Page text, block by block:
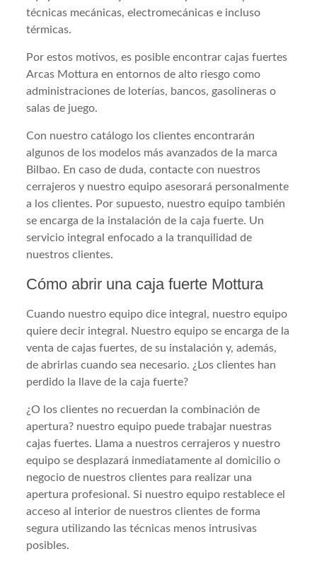
técnicas mecánicas, electromecánicas e incluso
térmicas.
Por estos motivos, es posible encontrar cajas fuertes
Arcas Mottura en entornos de alto riesgo como
administraciones de loterías, bancos, gasolineras o
salas de juego.
Con nuestro catálogo los clientes encontrarán
algunos de los modelos más avanzados de la marca
Bilbao. En caso de duda, contacte con nuestros
cerrajeros y nuestro equipo asesorará personalmente
a los clientes. Por supuesto, nuestro equipo también
se encarga de la instalación de la caja fuerte. Un
servicio integral enfocado a la tranquilidad de
nuestros clientes.
Cómo abrir una caja fuerte Mottura
Cuando nuestro equipo dice integral, nuestro equipo
quiere decir integral. Nuestro equipo se encarga de la
venta de cajas fuertes, de su instalación y, además,
de abrirlas cuando sea necesario. ¿Los clientes han
perdido la llave de la caja fuerte?
¿O los clientes no recuerdan la combinación de
apertura? nuestro equipo puede trabajar nuestras
cajas fuertes. Llama a nuestros cerrajeros y nuestro
equipo se desplazará inmediatamente al domicilio o
negocio de nuestros clientes para realizar una
apertura profesional. Si nuestro equipo restablece el
acceso al interior de nuestros clientes de forma
segura utilizando las técnicas menos intrusivas
posibles.